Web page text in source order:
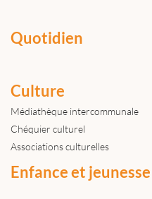
Quotidien
Culture
Médiathèque intercommunale
Chéquier culturel
Associations culturelles
Enfance et jeunesse